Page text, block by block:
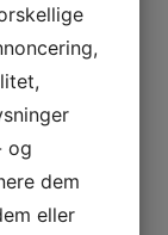
og
dem
eller